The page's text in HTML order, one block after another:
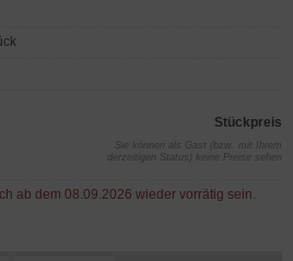
Stückpreis
Sie können als Gast (bzw. mit Ihrem
derzeitigen Status) keine Preise sehen
ab dem 08.09.2026 wieder vorrätig sein.